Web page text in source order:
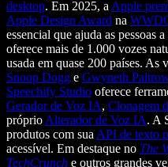
desktop. Em 2025, a Apple
Apple Design Award na
essencial que ajuda as pessoas
oferece mais de 1.000 vozes
usada em quase 200 países. As
Snoop Dogg e Gwyneth
Speechify Studio oferece
Gerador de Voz IA, Clonagem
próprio Alterador de Voz IA. A
produtos com sua API de texto
acessível. Em destaque no The
TechCrunch e outros grandes